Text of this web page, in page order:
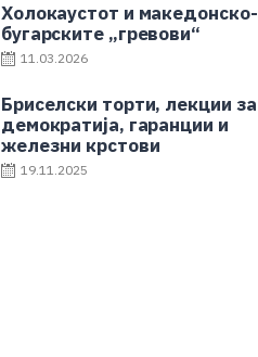
Холокаустот и македонско-
бугарските „гревови“
11.03.2026
Бриселски торти, лекции за
демократија, гаранции и
железни крстови
19.11.2025